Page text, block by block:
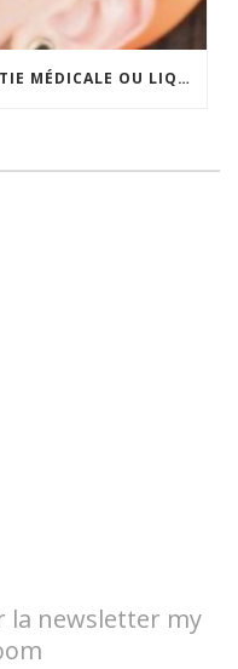
QU’EST CE QUE LA RHINOPLASTIE MÉDICALE OU LIQUID RHINOPLASTY
la newsletter my